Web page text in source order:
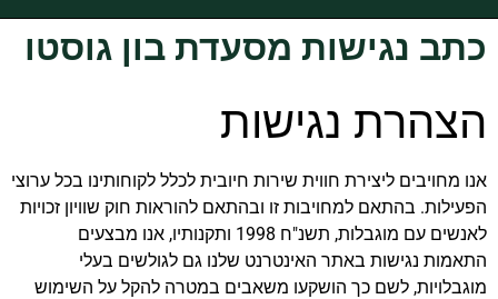
נגישות מסעדת בון גוסטו
נגישות
ליצירת חווית שירות חיובית לכלל לקוחותינו בכל ערוצי
בהתאם למחויבות זו ובהתאם להוראות חוק שוויון זכויות
לאנשים עם מוגבלות, תשנ"ח 1998 ותקנותיו, אנו מבצעים
נגישות באתר האינטרנט שלנו גם לגולשים בעלי
לשם כך הושקעו משאבים במטרה להקל על השימוש